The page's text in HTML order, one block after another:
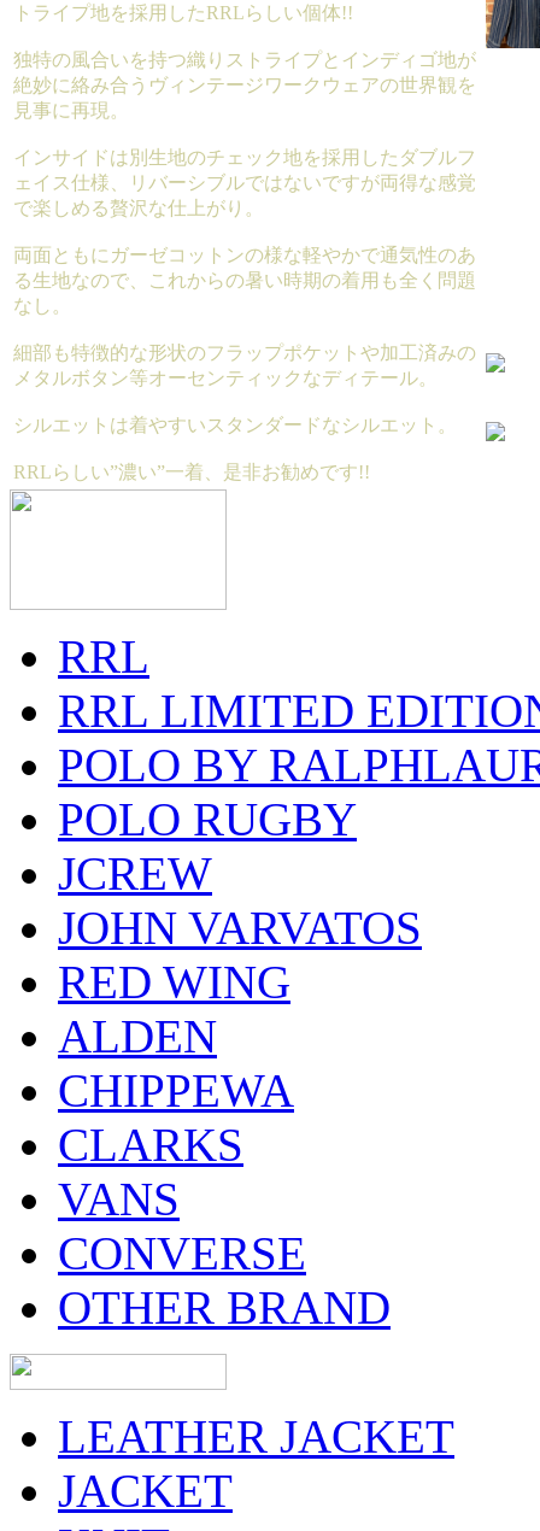
トライプ地を採用したRRLらしい個体!!
独特の風合いを持つ織りストライプとインディゴ地が
絶妙に絡み合うヴィンテージワークウェアの世界観を
見事に再現。
インサイドは別生地のチェック地を採用したダブルフ
ェイス仕様、リバーシブルではないですが両得な感覚
で楽しめる贅沢な仕上がり。
両面ともにガーゼコットンの様な軽やかで通気性のあ
る生地なので、これからの暑い時期の着用も全く問題
なし。
細部も特徴的な形状のフラップポケットや加工済みの
メタルボタン等オーセンティックなディテール。
シルエットは着やすいスタンダードなシルエット。
RRLらしい”濃い”一着、是非お勧めです!!
RRL
RRL LIMITED
POLO BY
POLO RUGBY
JCREW
JOHN VARVATOS
RED WING
ALDEN
CHIPPEWA
CLARKS
VANS
CONVERSE
OTHER BRAND
LEATHER JACKET
JACKET